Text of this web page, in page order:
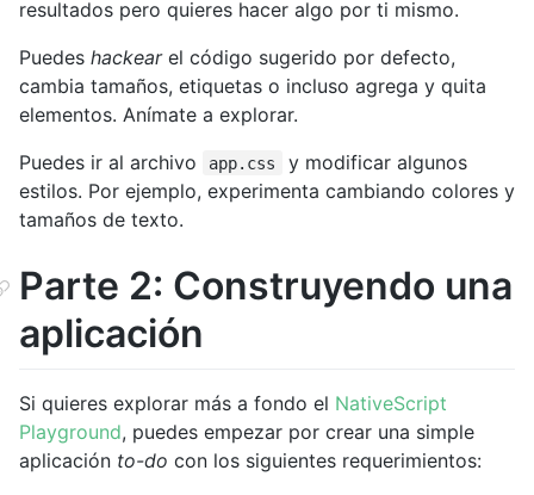
resultados pero quieres hacer algo por ti mismo.
Puedes hackearel código sugerido por defecto,
cambia tamaños, etiquetas o incluso agrega y quita
elementos. Anímate a explorar.
Puedes ir al archivo
app.css
y modificar algunos
estilos. Por ejemplo, experimenta cambiando colores y
tamaños de texto.
Parte 2: Construyendo una
aplicación
Si quieres explorar más a fondo el NativeScript
Playground, puedes empezar por crear una simple
aplicación to-do con los siguientes requerimientos: